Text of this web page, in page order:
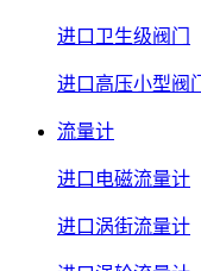
进口卫生级阀门
进口高压小型阀门
流量计
进口电磁流量计
进口涡街流量计